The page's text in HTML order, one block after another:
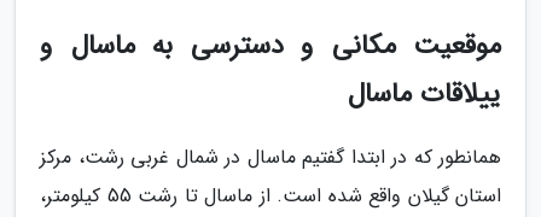
موقعیت مکانی و دسترسی به ماسال و
ییلاقات ماسال
همانطور که در ابتدا گفتیم ماسال در شمال غربی رشت، مرکز
استان گیلان واقع شده است. از ماسال تا رشت 55 کیلومتر،